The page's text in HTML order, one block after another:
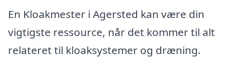
En Kloakmester i Agersted kan være din
vigtigste ressource, når det kommer til alt
relateret til kloaksystemer og dræning.